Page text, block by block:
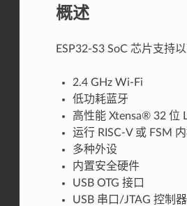
概述
ESP32-S3 SoC 芯片支持以
2.4 GHz Wi-Fi
低功耗蓝牙
高性能 Xtensa® 32 位
运行 RISC-V 或 FSM
多种外设
内置安全硬件
USB OTG 接口
USB 串口/JTAG 控制器